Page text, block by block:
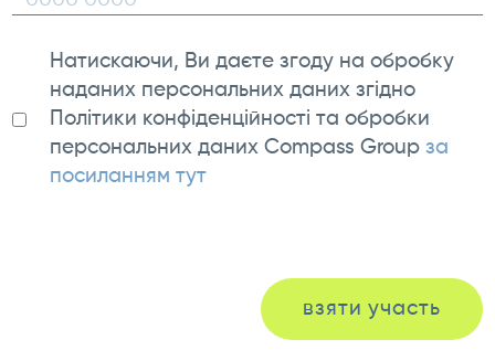
Натискаючи, Ви даєте згоду на обробку
наданих персональних даних згідно
Політики конфіденційності та обробки
персональних даних Compass Group за
посиланням тут
взяти участь